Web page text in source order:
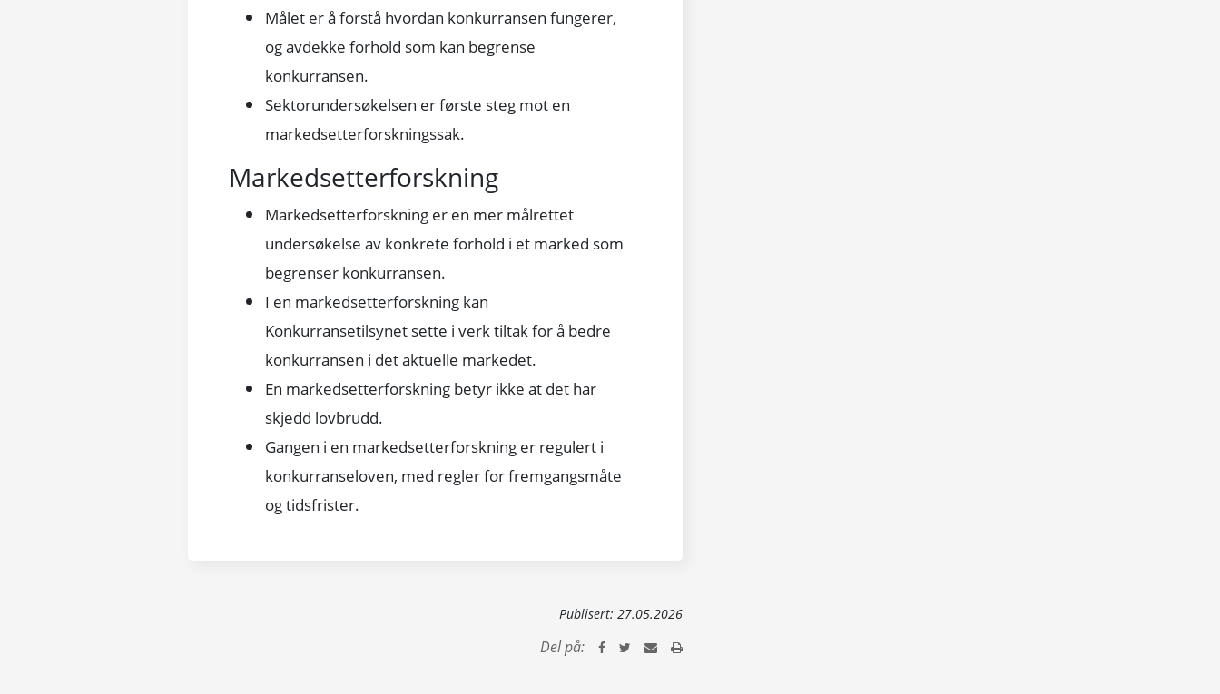
Målet er å forstå hvordan konkurransen fungerer,
og avdekke forhold som kan begrense
konkurransen.
Sektorundersøkelsen er første steg mot en
markedsetterforskningssak.
Markedsetterforskning
Markedsetterforskning er en mer målrettet
undersøkelse av konkrete forhold i et marked som
begrenser konkurransen.
I en markedsetterforskning kan
Konkurransetilsynet sette i verk tiltak for å bedre
konkurransen i det aktuelle markedet.
En markedsetterforskning betyr ikke at det har
skjedd lovbrudd.
Gangen i en markedsetterforskning er regulert i
konkurranseloven, med regler for fremgangsmåte
og tidsfrister.
Publisert: 27.05.2026
Del på: